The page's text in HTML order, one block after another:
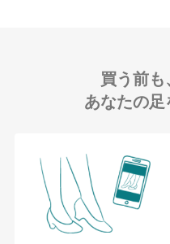
買う前も
あなたの足